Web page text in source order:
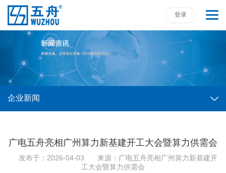
登录
企业新闻
广电五舟亮相广州算力新基建开工大会暨算力供需会
发布于：2026-04-03 来源： 广电五舟亮相广州算力新基建开
工大会暨算力供需会